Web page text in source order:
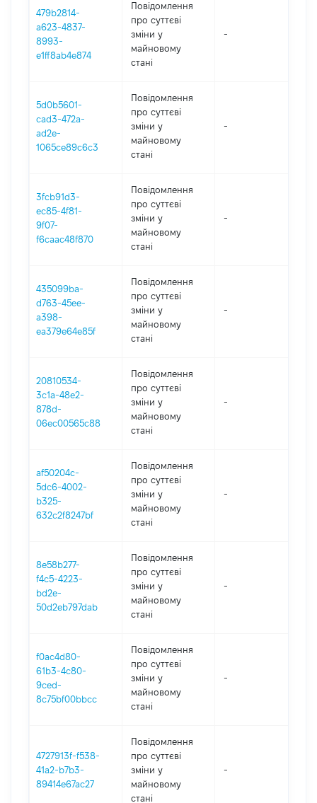
479b2814-
a623-4837-
8993-
e1ff8ab4e874
Повідомлення
про суттєві
зміни y
майновому
стані
-
5d0b5601-
cad3-472a-
ad2e-
1065ce89c6c3
Повідомлення
про суттєві
зміни y
майновому
стані
-
3fcb91d3-
ec85-4f81-
9f07-
f6caac48f870
Повідомлення
про суттєві
зміни y
майновому
стані
-
435099ba-
d763-45ee-
a398-
ea379e64e85f
Повідомлення
про суттєві
зміни y
майновому
стані
-
20810534-
3c1a-48e2-
878d-
06ec00565c88
Повідомлення
про суттєві
зміни y
майновому
стані
-
af50204c-
5dc6-4002-
b325-
632c2f8247bf
Повідомлення
про суттєві
зміни y
майновому
стані
-
8e58b277-
f4c5-4223-
bd2e-
50d2eb797dab
Повідомлення
про суттєві
зміни y
майновому
стані
-
f0ac4d80-
61b3-4c80-
9ced-
8c75bf00bbcc
Повідомлення
про суттєві
зміни y
майновому
стані
-
4727913f-f538-
41a2-b7b3-
89414e67ac27
Повідомлення
про суттєві
зміни y
майновому
стані
-